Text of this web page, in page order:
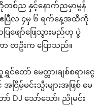
ကိုတစ်ည နှင့်နောက်ညမှာမွန်
ဧပြီလ ၄မှ ၆ ရက်နေ့အထိကို
ြဖျော်ဖြေသွားမည်ဟု ပွဲ
ာ တဦးက ပြောသည်။
တော် မေတ္တာ၊ချစ်စရာ၊ငွေ
အငြိမ့်မင်းသ္မီးများအဖြစ် မေ
ာ် DJ သော်သော်၊ ညိုမင်း